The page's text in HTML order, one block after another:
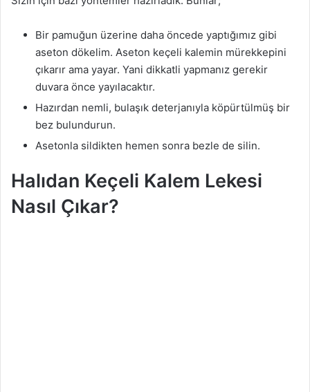
Bir pamuğun üzerine daha öncede yaptığımız gibi
aseton dökelim. Aseton keçeli kalemin mürekkepini
çıkarır ama yayar. Yani dikkatli yapmanız gerekir
duvara önce yayılacaktır.
Hazırdan nemli, bulaşık deterjanıyla köpürtülmüş bir
bez bulundurun.
Asetonla sildikten hemen sonra bezle de silin.
Halıdan Keçeli Kalem Lekesi
Nasıl Çıkar?